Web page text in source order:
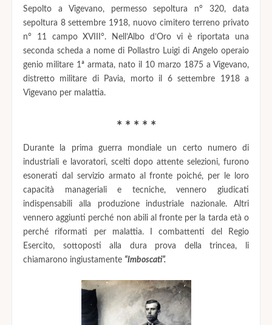
Sepolto a Vigevano, permesso sepoltura n° 320, data
sepoltura 8 settembre 1918, nuovo cimitero terreno privato
n° 11 campo XVIII°. Nell’Albo d’Oro vi è riportata una
seconda scheda a nome di Pollastro Luigi di Angelo operaio
genio militare 1ª armata, nato il 10 marzo 1875 a Vigevano,
distretto militare di Pavia, morto il 6 settembre 1918 a
Vigevano per malattia.
* * * * *
Durante la prima guerra mondiale un certo numero di
industriali e lavoratori, scelti dopo attente selezioni, furono
esonerati dal servizio armato al fronte poiché, per le loro
capacità manageriali e tecniche, vennero giudicati
indispensabili alla produzione industriale nazionale. Altri
vennero aggiunti perché non abili al fronte per la tarda età o
perché riformati per malattia. I combattenti del Regio
Esercito, sottoposti alla dura prova della trincea, li
chiamarono ingiustamente “Imboscati”.